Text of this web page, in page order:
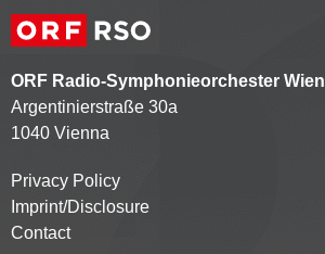
ORF Radio-Symphonieorchester Wien
Argentinierstraße 30a
1040 Vienna
Kontaktmenü
Privacy Policy
Imprint/Disclosure
Contact